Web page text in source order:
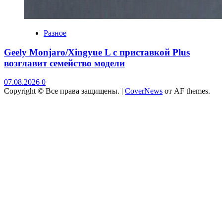
Разное
Geely Monjaro/Xingyue L с приставкой Plus
возглавит семейство модели
07.08.2026 0
Copyright © Все права защищены. | CoverNews от AF themes.